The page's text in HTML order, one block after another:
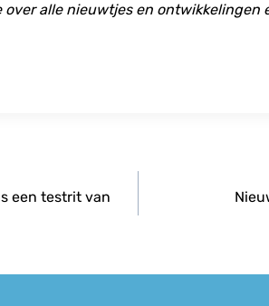
over alle nieuwtjes en ontwikkelingen
een testrit van